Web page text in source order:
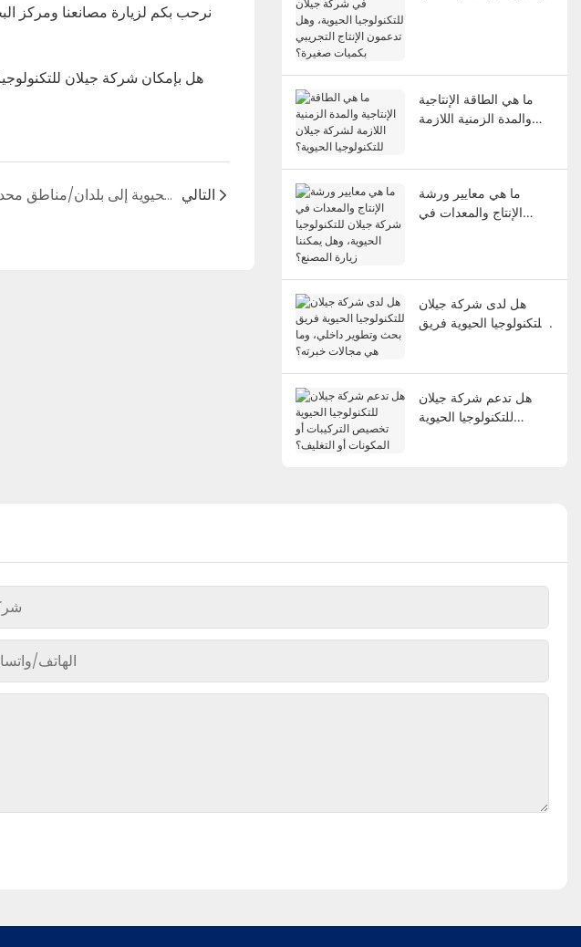
نرحب بكم لزيارة مصانعنا ومركز
هل يمكن تصدير منتجات شركة جيلان للتكنولوجيا الحيوية إلى بلدان/مناطق محددة والامتثال للوائح المحلية؟ التالي
ما هي الطاقة الإنتاجية
والمدة الزمنية اللازمة
ما هي معايير ورشة
الإنتاج والمعدات في
هل لدى شركة جيلان
للتكنولوجيا الحيوية فريق
هل تدعم شركة جيلان
للتكنولوجيا الحيوية
الهاتف/